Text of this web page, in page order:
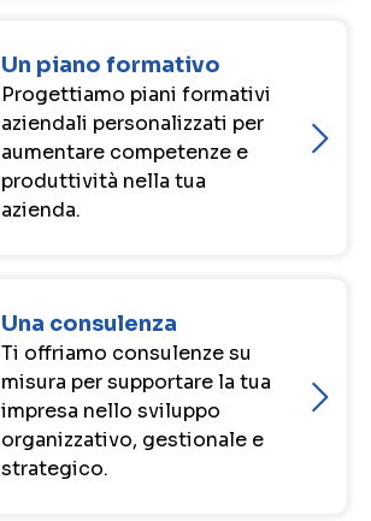
Un piano formativo
Progettiamo piani formativi
aziendali personalizzati per
aumentare competenze e
produttività nella tua
azienda.
Una consulenza
Ti offriamo consulenze su
misura per supportare la tua
impresa nello sviluppo
organizzativo, gestionale e
strategico.